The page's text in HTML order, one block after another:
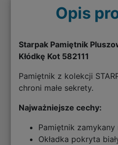
Opis
Starpak Pamiętnik
Kłódkę Kot 582111
Pamiętnik z kolekcji
chroni małe sekrety.
Najważniejsze cechy:
Pamiętnik zamykany
Okładka pokryta